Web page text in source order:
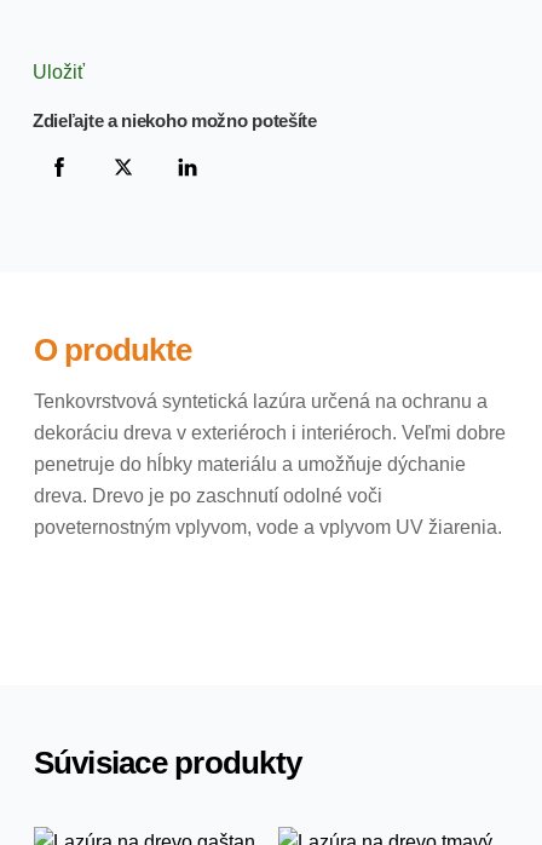
Uložiť
Zdieľajte a niekoho možno potešíte
O produkte
Tenkovrstvová syntetická lazúra určená na ochranu a
dekoráciu dreva v exteriéroch i interiéroch. Veľmi dobre
penetruje do hĺbky materiálu a umožňuje dýchanie
dreva. Drevo je po zaschnutí odolné voči
poveternostným vplyvom, vode a vplyvom UV žiarenia.
Súvisiace produkty